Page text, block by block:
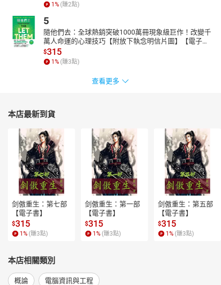
1% (賺2點)
5
隨他們去：全球熱銷突破1000萬冊現象級巨作！改變千
萬人命運的心理技巧【附放下執念明信片圖】【電子
書】
$315
1% (賺3點)
查看更多
本店最新到貨
剑傲重生：第七部
【電子書】
$315
1 % (賺3點)
剑傲重生：第一部
【電子書】
$315
1 % (賺3點)
剑傲重生：第五部
【電子書】
$315
1 % (賺3點)
本店相關類別
概論 電腦資訊與工程